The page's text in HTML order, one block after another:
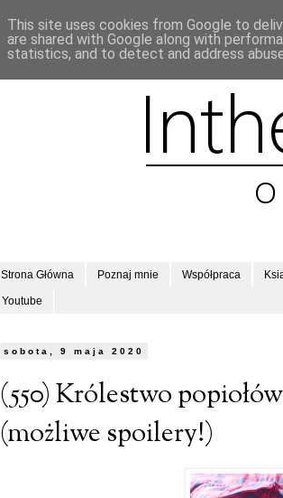
Strona Główna Poznaj mnie Współpraca
Youtube
sobota, 9 maja 2020
(550) Królestwo
(możliwe spoilery!)
This site uses cookies from Google to
are shared with Google along with
statistics, and to detect and address